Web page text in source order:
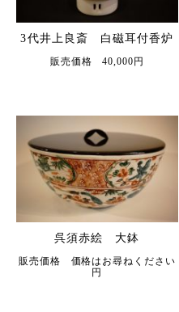
3代井上良斎 白磁耳付香炉
販売価格 40,000円
呉須赤絵 大鉢
販売価格 価格はお尋ねください
円